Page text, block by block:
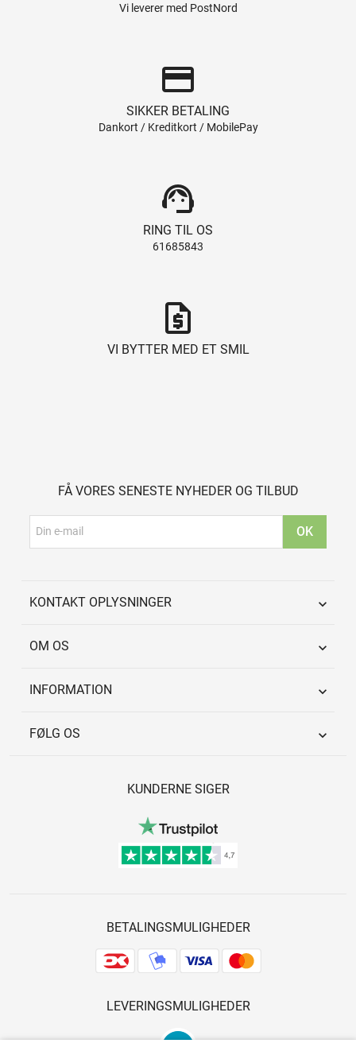
Vi leverer med PostNord
credit_card
SIKKER BETALING
Dankort / Kreditkort / MobilePay
support_agent
RING TIL OS
61685843
request_quote
VI BYTTER MED ET SMIL
FÅ VORES SENESTE NYHEDER OG TILBUD
KONTAKT OPLYSNINGER 
OM OS 
INFORMATION 
FØLG OS 
KUNDERNE SIGER
BETALINGSMULIGHEDER
LEVERINGSMULIGHEDER